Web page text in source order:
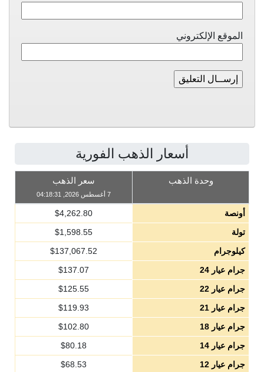
الموقع الإلكتروني
أسعار الذهب الفورية
وحدة الذهب سعر الذهب
7 أغسطس 2026, 04:18:31
أونصة $4,262.80
تولة
$1,598.55
كيلوجرام
$137,067.52
جرام عيار 24
$137.07
جرام عيار 22
$125.55
جرام عيار 21
$119.93
جرام عيار 18
$102.80
جرام عيار 14
$80.18
جرام عيار 12
$68.53